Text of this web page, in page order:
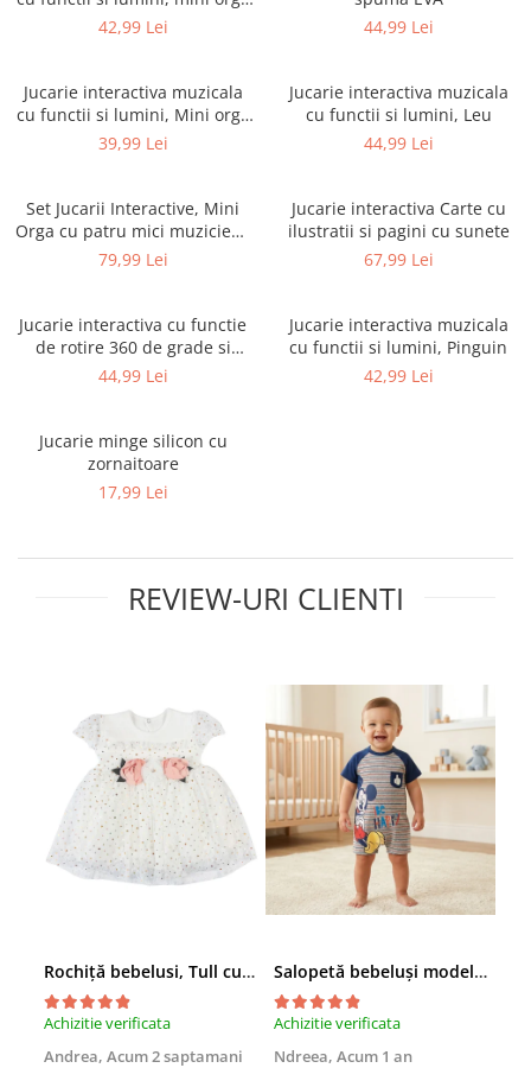
Elefant
42,99 Lei
44,99 Lei
Jucarie interactiva muzicala
cu functii si lumini, Mini orga
Autobuz, +12 luni
39,99 Lei
Jucarie interactiva muzicala
cu functii si lumini, Leu
44,99 Lei
Set Jucarii Interactive, Mini
Orga cu patru mici muzicieni,
+12 luni
79,99 Lei
Jucarie interactiva Carte cu
ilustratii si pagini cu sunete
67,99 Lei
Jucarie interactiva cu functie
de rotire 360 de grade si
lumini, Omida
44,99 Lei
Jucarie interactiva muzicala
cu functii si lumini, Pinguin
42,99 Lei
Jucarie minge silicon cu
zornaitoare
17,99 Lei
REVIEW-URI CLIENTI
Rochiță bebelusi, Tull cu Sclipici Auriu, Aplicații Florale 3D în Talie
Achizitie verificata
Andrea, Acum 2 saptamani
Salopetă bebeluși model cu Mickey Mouse
Achizitie verificata
Ndreea, Acum 1 an